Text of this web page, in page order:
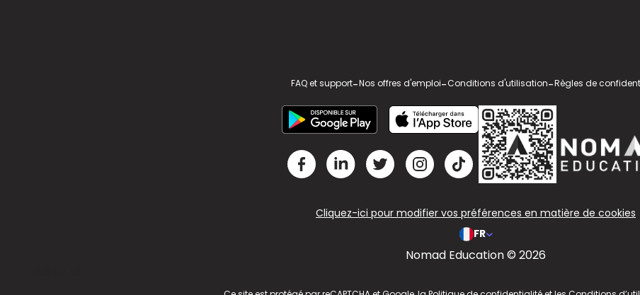
FAQ et support-Nos offres d'emploi-Conditions d'utilisation-Règles de
Cliquez-ici pour modifier vos préférences en matière de cookies
FR
Nomad Education © 2026